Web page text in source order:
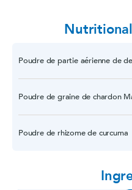
Poudre de partie aérienne de
Poudre de graine de chardon
Poudre de rhizome de curcuma